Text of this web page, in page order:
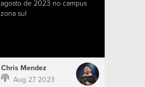
agosto de 2023 no campus
zona sul
Chris Mendez
Aug 27 2023